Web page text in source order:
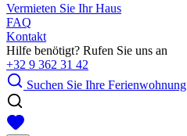
Vermieten Sie Ihr Haus
FAQ
Kontakt
Hilfe benötigt? Rufen Sie uns an
+32 9 362 31 42
Suchen Sie Ihre Ferienwohnung